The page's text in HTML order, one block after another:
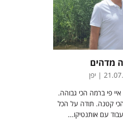
מדהים
פי ברמה הכי גבוהה.
קטנה. תודה על הכל
עם אותנטיקו...